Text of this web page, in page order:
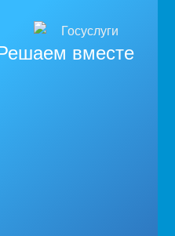
вместе